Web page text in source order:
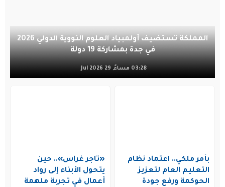
المملكة تستضيف أولمبياد العلوم النووية الدولي 2026
في جدة بمشاركة 19 دولة
03:28 مساءً, 29 Jul 2026
بأمر ملكي.. اعتماد نظام
التعليم العام لتعزيز
الحوكمة ورفع جودة
«تاجر غراس».. حين
يتحول الأبناء إلى رواد
أعمال في تجربة ملهمة